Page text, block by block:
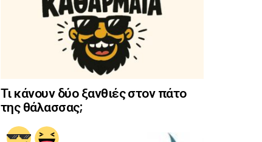
Τι κάνουν δύο ξανθιές στον πάτο
της θάλασσας;